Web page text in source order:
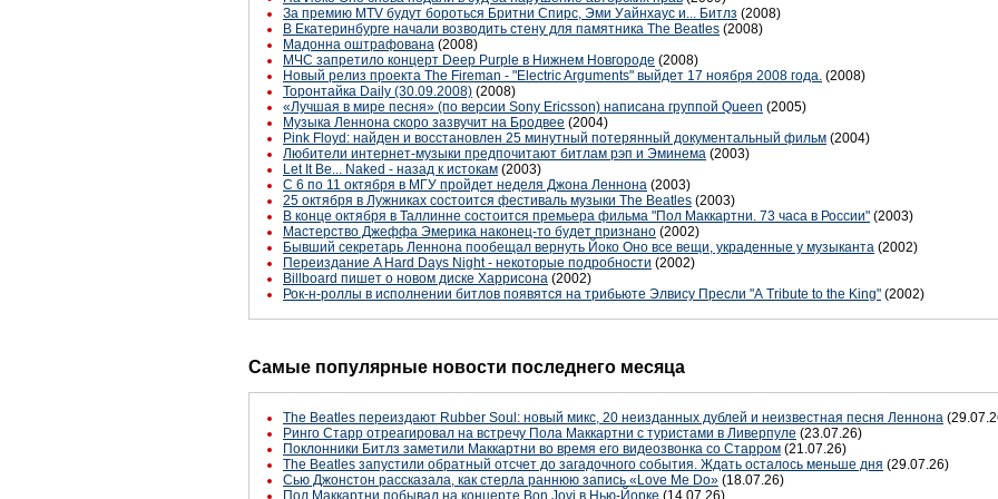
За премию MTV будут бороться Бритни Спирс, Эми Уайнхаус и... Битлз (2008)
В Екатеринбурге начали возводить стену для памятника The Beatles (2008)
Мадонна оштрафована (2008)
МЧС запретило концерт Deep Purple в Нижнем Новгороде (2008)
Новый релиз проекта The Fireman - "Electric Arguments" выйдет 17 ноября 2008 года. (2008)
Торонтайка Daily (30.09.2008) (2008)
«Лучшая в мире песня» (по версии Sony Ericsson) написана группой Queen (2005)
Музыка Леннона скоро зазвучит на Бродвее (2004)
Pink Floyd: найден и восстановлен 25 минутный потерянный документальный фильм (2004)
Любители интернет-музыки предпочитают битлам рэп и Эминема (2003)
Let It Be... Naked - назад к истокам (2003)
С 6 по 11 октября в МГУ пройдет неделя Джона Леннона (2003)
25 октября в Лужниках состоится фестиваль музыки The Beatles (2003)
В конце октября в Таллинне состоится премьера фильма "Пол Маккартни. 73 часа в России" (2003)
Мастерство Джеффа Эмерика наконец-то будет признано (2002)
Бывший секретарь Леннона пообещал вернуть Йоко Оно все вещи, украденные у музыканта (2002)
Переиздание A Hard Days Night - некоторые подробности (2002)
Billboard пишет о новом диске Харрисона (2002)
Рок-н-роллы в исполнении битлов появятся на трибьюте Элвису Пресли "А Tribute to the King" (2002)
Самые популярные новости последнего месяца
The Beatles переиздают Rubber Soul: новый микс, 20 неизданных дублей и неизвестная песня Леннона
Ринго Старр отреагировал на встречу Пола Маккартни с туристами в Ливерпуле (23.07.26)
Поклонники Битлз заметили Маккартни во время его видеозвонка со Старром (21.07.26)
The Beatles запустили обратный отсчет до загадочного события. Ждать осталось меньше дня (29.07.26)
Сью Джонстон рассказала, как стерла раннюю запись «Love Me Do» (18.07.26)
Пол Маккартни побывал на концерте Bon Jovi в Нью-Йорке (14.07.26)